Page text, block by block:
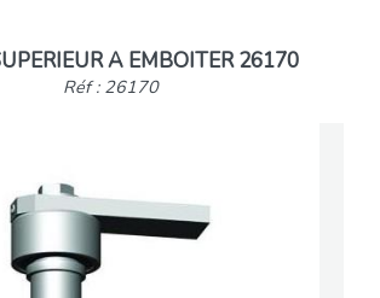
A EMBOITER 26170
Réf : 26170